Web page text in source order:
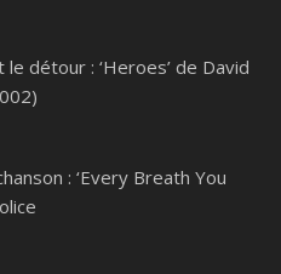
le détour : ‘Heroes’ de David
: ‘Every Breath You